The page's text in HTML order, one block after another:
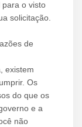
para o visto
solicitação.
de
existem
Os
do que os
e a
não